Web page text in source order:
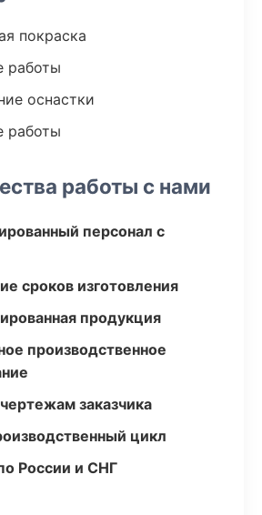
покраска
работы
оснастки
работы
работы с нами
персонал с
сроков изготовления
продукция
производственное
заказчика
цикл
России и СНГ